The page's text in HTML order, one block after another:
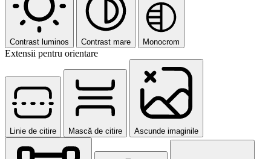
Contrast luminos Contrast mare Monocrom
Extensii pentru orientare
Linie de citire Mască de citire Ascunde imaginile